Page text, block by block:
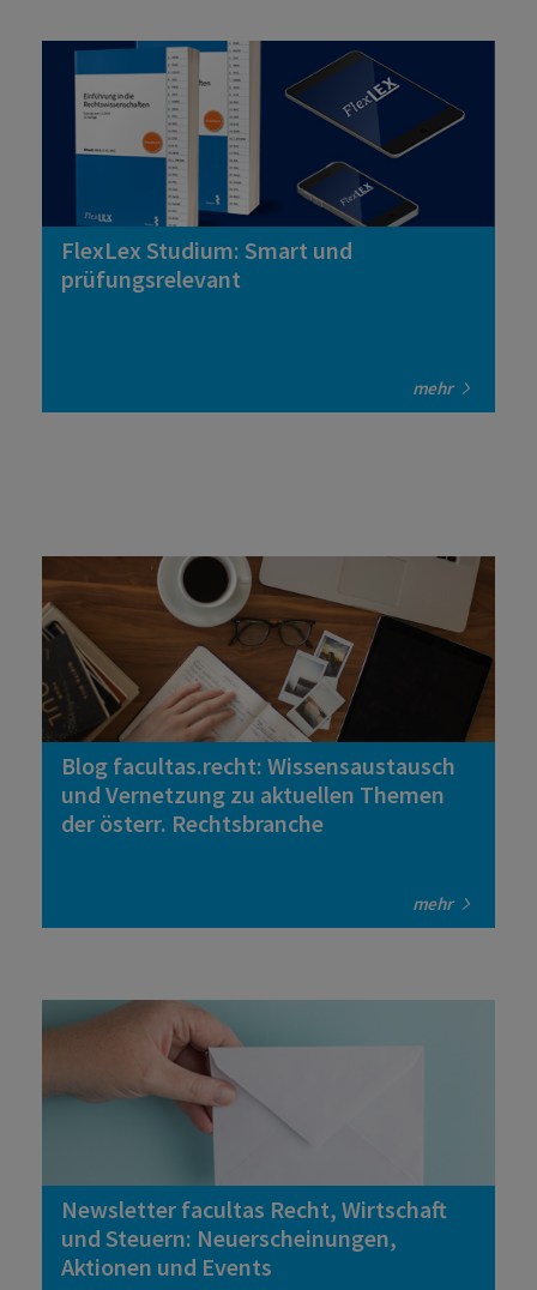
FlexLex Studium: Smart und
prüfungsrelevant
mehr
Blog facultas.recht: Wissensaustausch
und Vernetzung zu aktuellen Themen
der österr. Rechtsbranche
mehr
Newsletter facultas Recht, Wirtschaft
und Steuern: Neuerscheinungen,
Aktionen und Events